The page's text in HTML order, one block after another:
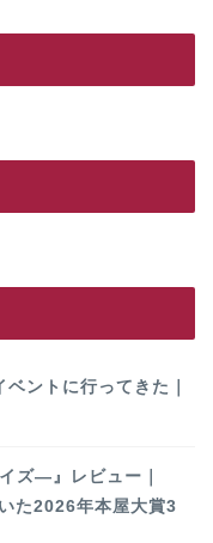
ントに行ってきた｜
ズ―』レビュー｜
た2026年本屋大賞3